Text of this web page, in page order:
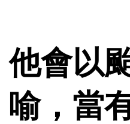
他會以
喻，當